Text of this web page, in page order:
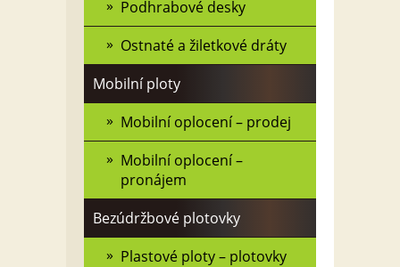
Podhrabové desky
Ostnaté a žiletkové dráty
Mobilní ploty
Mobilní oplocení – prodej
Mobilní oplocení –
pronájem
Bezúdržbové plotovky
Plastové ploty – plotovky